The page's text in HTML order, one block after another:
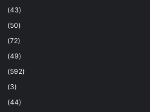
(43)
(50)
(72)
(49)
(592)
(3)
(44)